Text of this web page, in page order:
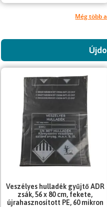
Még több
Veszélyes hulladék gyűjtő ADR
zsák, 56 x 80 cm, fekete,
újrahasznosított PE, 60 mikron